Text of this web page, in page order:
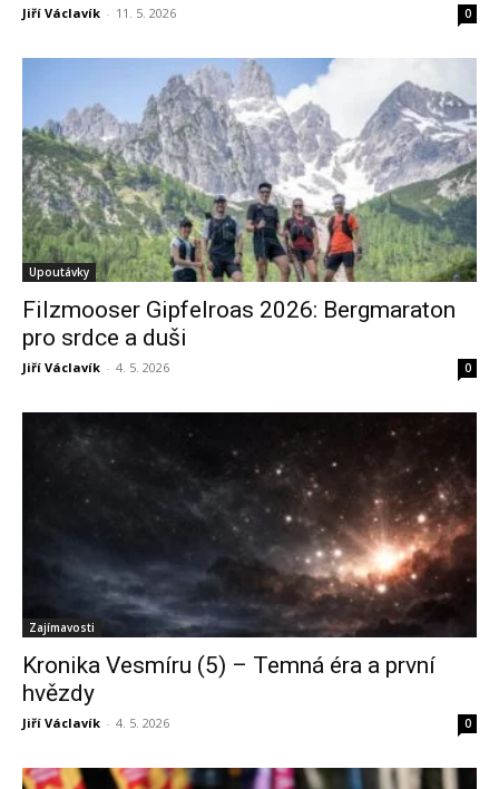
Jiří Václavík - 11. 5. 2026 0
Upoutávky
Filzmooser Gipfelroas 2026: Bergmaraton
pro srdce a duši
Jiří Václavík - 4. 5. 2026 0
Zajímavosti
Kronika Vesmíru (5) – Temná éra a první
hvězdy
Jiří Václavík - 4. 5. 2026 0